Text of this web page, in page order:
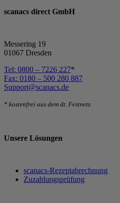
scanacs direct GmbH
Messering 19
01067 Dresden
Tel: 0800 – 7226 227*
Fax: 0180 – 500 280 887
Support@scanacs.de
* kostenfrei aus dem dt. Festnetz
Unsere Lösungen
scanacs-Rezeptabrechnung
Zuzahlungsprüfung